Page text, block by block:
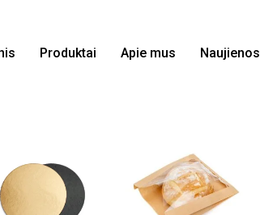
Produktai Apie mus Naujienos